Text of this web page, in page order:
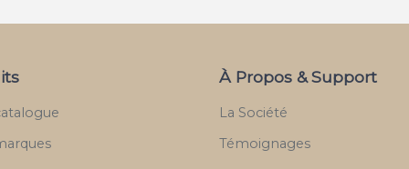
À Propos & Support
La Société
Témoignages